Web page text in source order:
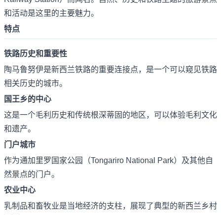
和活动是这里的主要魅力。
特点
铁路历史和重要性
陶马鲁努伊是新西兰铁路的重要连接点，是一个可以窥见铁路
相关历史的城市。
国王乡的中心
这是一个毛利历史和传统根深蒂固的地区，可以体验毛利文化
和遗产。
门户城市
作为通加里罗国家公园（Tongariro National Park）及其他自
然景点的门户。
农业中心
乳制品和畜牧业是当地经济的支柱，展现了典型的新西兰乡村